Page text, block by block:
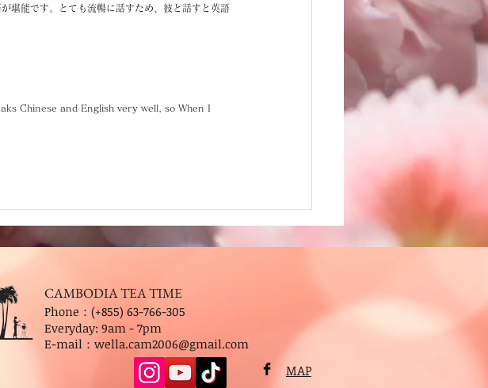
堪能です。とても流暢に話すため、彼と話すと英語
Chinese and English very well, so When I
CAMBODIA TEA TIME
Phone：(+855) 63-766-305
Everyday: 9am - 7pm
E-mail： wella.cam2006@gmail.com
MAP